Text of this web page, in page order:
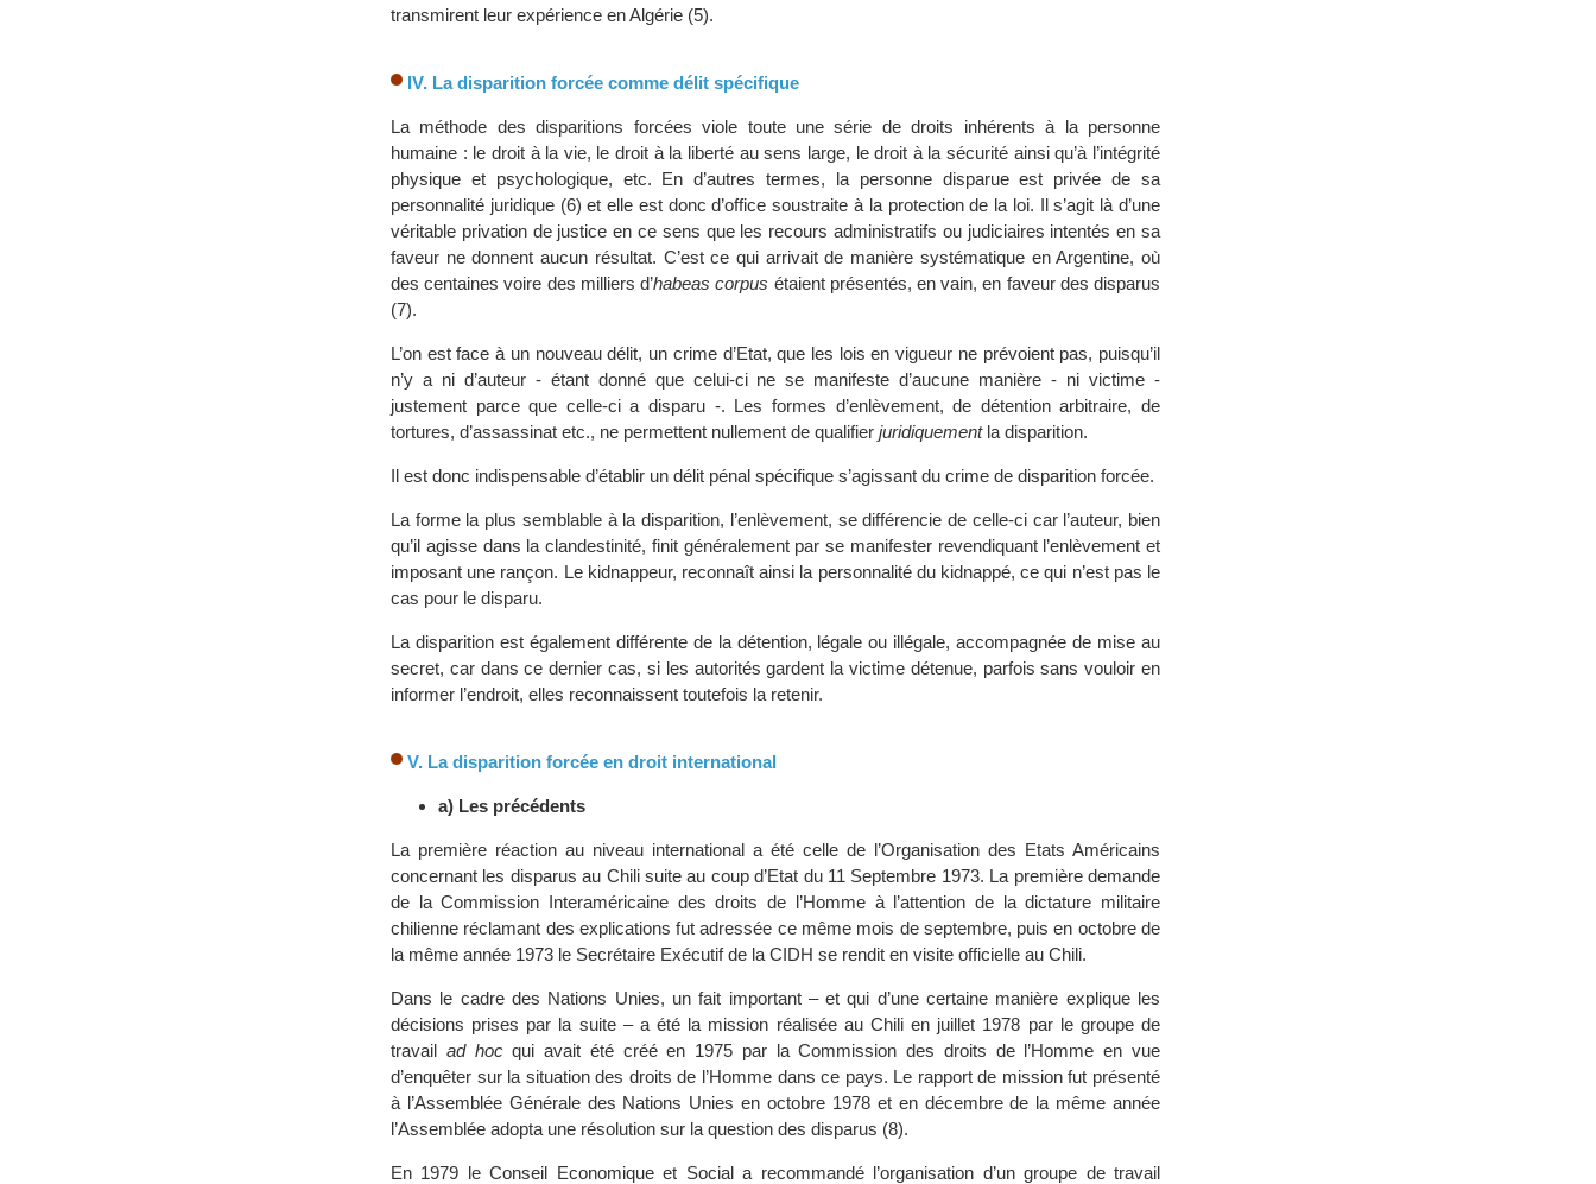
transmirent leur expérience en Algérie (5).
IV. La disparition forcée comme délit spécifique
La méthode des disparitions forcées viole toute une série de droits inhérents à la personne
humaine : le droit à la vie, le droit à la liberté au sens large, le droit à la sécurité ainsi qu’à l’intégrité
physique et psychologique, etc. En d’autres termes, la personne disparue est privée de sa
personnalité juridique (6) et elle est donc d’office soustraite à la protection de la loi. Il s’agit là d’une
véritable privation de justice en ce sens que les recours administratifs ou judiciaires intentés en sa
faveur ne donnent aucun résultat. C’est ce qui arrivait de manière systématique en Argentine, où
des centaines voire des milliers d’habeas corpus étaient présentés, en vain, en faveur des disparus
(7).
L’on est face à un nouveau délit, un crime d’Etat, que les lois en vigueur ne prévoient pas, puisqu’il
n’y a ni d’auteur - étant donné que celui-ci ne se manifeste d’aucune manière - ni victime -
justement parce que celle-ci a disparu -. Les formes d’enlèvement, de détention arbitraire, de
tortures, d’assassinat etc., ne permettent nullement de qualifier juridiquementla disparition.
Il est donc indispensable d’établir un délit pénal spécifique s’agissant du crime de disparition forcée.
La forme la plus semblable à la disparition, l’enlèvement, se différencie de celle-ci car l’auteur, bien
qu’il agisse dans la clandestinité, finit généralement par se manifester revendiquant l’enlèvement et
imposant une rançon. Le kidnappeur, reconnaît ainsi la personnalité du kidnappé, ce qui n’est pas le
cas pour le disparu.
La disparition est également différente de la détention, légale ou illégale, accompagnée de mise au
secret, car dans ce dernier cas, si les autorités gardent la victime détenue, parfois sans vouloir en
informer l’endroit, elles reconnaissent toutefois la retenir.
V. La disparition forcée en droit international
a) Les précédents
La première réaction au niveau international a été celle de l’Organisation des Etats Américains
concernant les disparus au Chili suite au coup d’Etat du 11 Septembre 1973. La première demande
de la Commission Interaméricaine des droits de l’Homme à l’attention de la dictature militaire
chilienne réclamant des explications fut adressée ce même mois de septembre, puis en octobre de
la même année 1973 le Secrétaire Exécutif de la CIDH se rendit en visite officielle au Chili.
Dans le cadre des Nations Unies, un fait important – et qui d’une certaine manière explique les
décisions prises par la suite – a été la mission réalisée au Chili en juillet 1978 par le groupe de
travail ad hocqui avait été créé en 1975 par la Commission des droits de l’Homme en vue
d’enquêter sur la situation des droits de l’Homme dans ce pays. Le rapport de mission fut présenté
à l’Assemblée Générale des Nations Unies en octobre 1978 et en décembre de la même année
l’Assemblée adopta une résolution sur la question des disparus (8).
En 1979 le Conseil Economique et Social a recommandé l’organisation d’un groupe de travail